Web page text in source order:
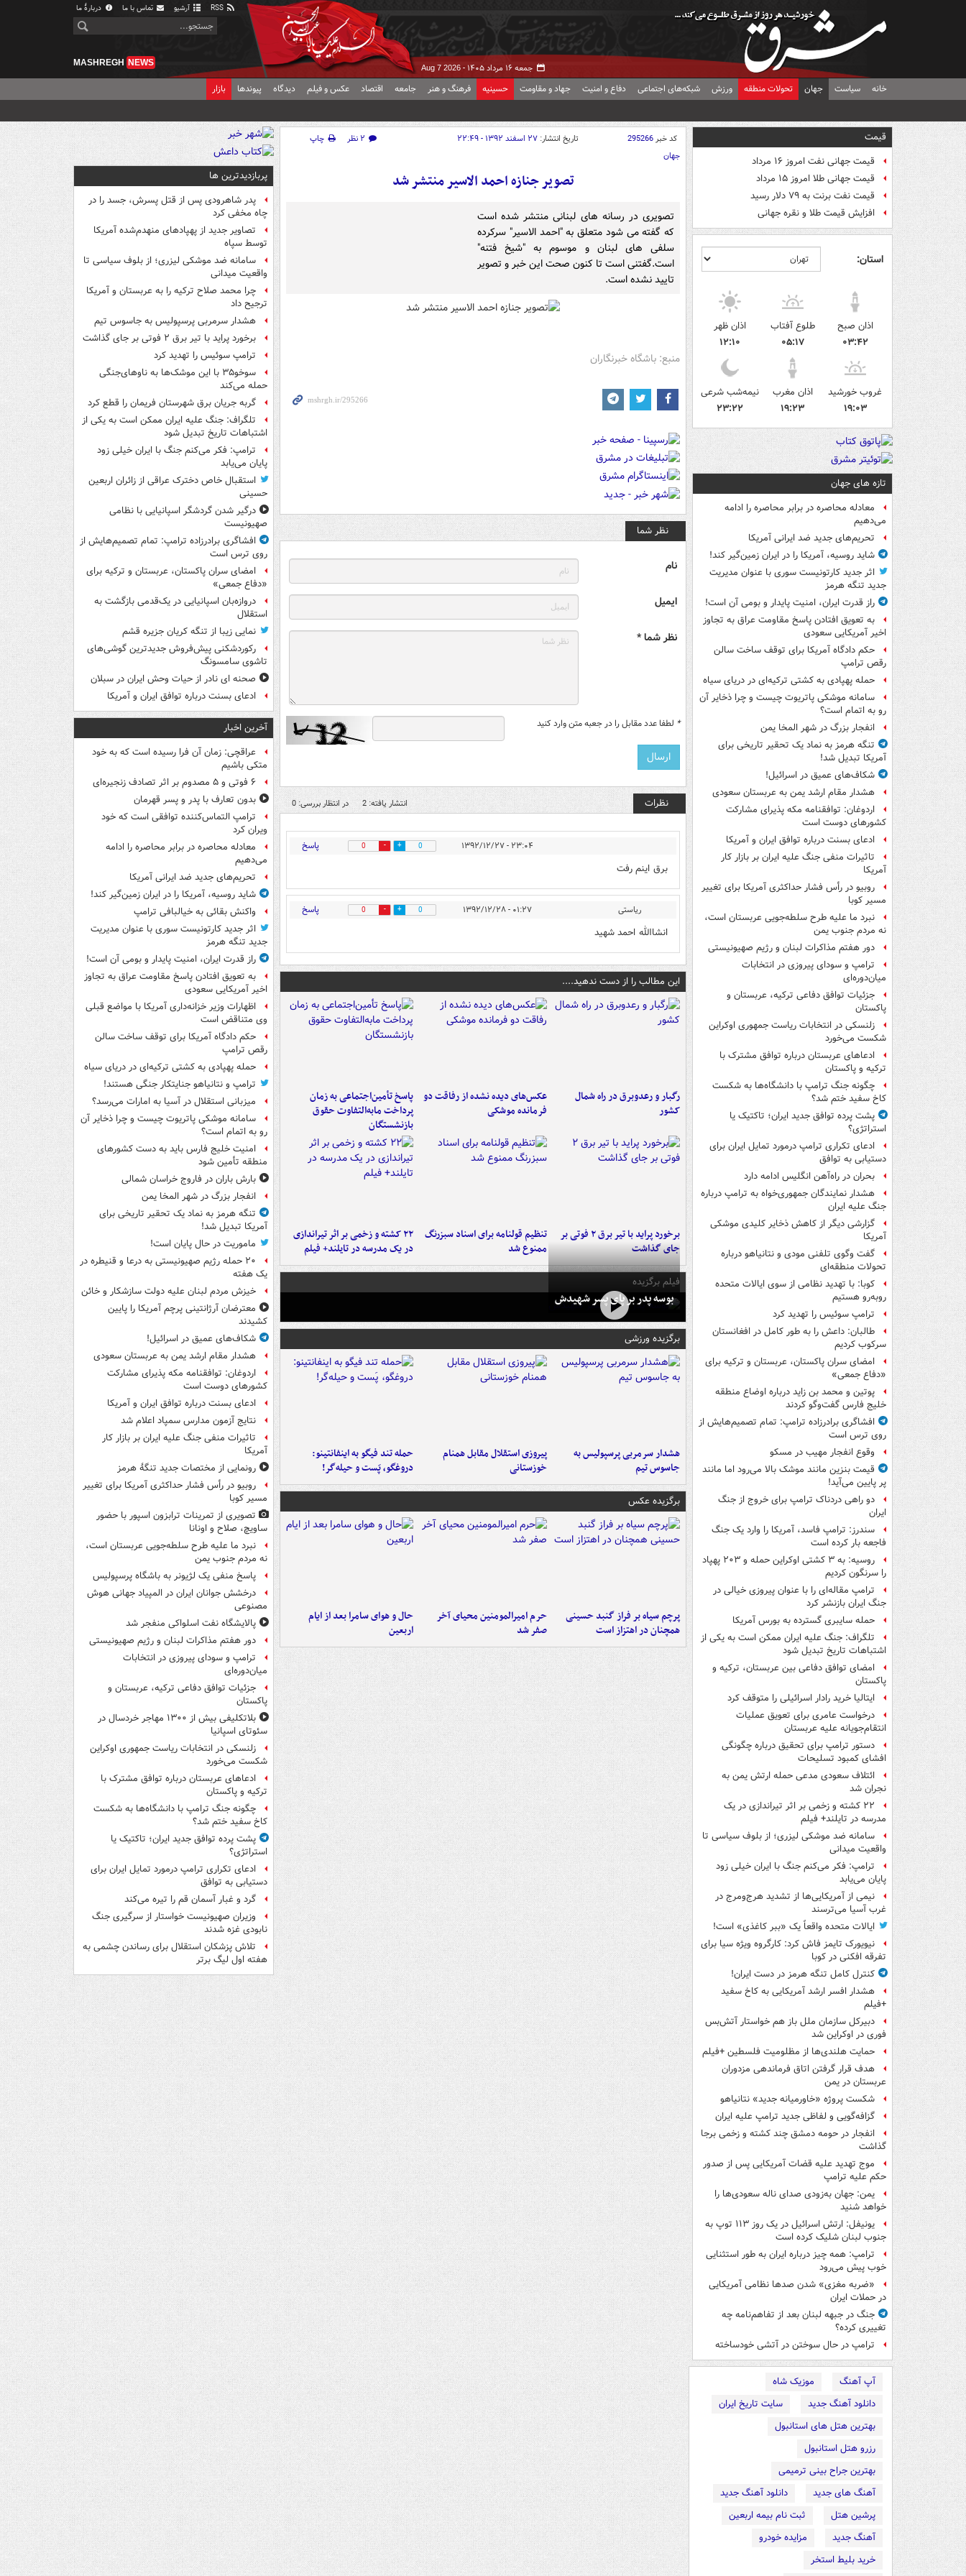
آرشیو تماس با ما دربارهٔ ما
جمعه ۱۶ مرداد ۱۴۰۵ - Aug 7 2026
MASHREGH NEWS
خانه سیاست جهان تحولات منطقه ورزش شبکه‌های اجتماعی دفاع و امنیت جهاد و مقاومت حسینیه فرهنگ و هنر جامعه اقتصاد عکس و فیلم دیدگاه پیوندها بازار
قیمت
قیمت جهانی نفت امروز ۱۶ مرداد
قیمت جهانی طلا امروز ۱۵ مرداد
قیمت نفت برنت به ۷۹ دلار رسید
افزایش قیمت طلا و نقره جهانی
استان:
اذان صبح
۰۳:۴۲
طلوع آفتاب
۰۵:۱۷
اذان ظهر
۱۲:۱۰
غروب خورشید
۱۹:۰۳
اذان مغرب
۱۹:۲۳
نیمه‌شب شرعی
۲۳:۲۲
تازه های جهان
معادله محاصره در برابر محاصره را ادامه
می‌دهیم
تحریم‌های جدید ضد ایرانی آمریکا
شاید روسیه، آمریکا را در ایران زمین‌گیر کند!
اثر جدید کارتونیست سوری با عنوان مدیریت
جدید تنگه هرمز
راز قدرت ایران، امنیت پایدار و بومی آن است!
به تعویق افتادن پاسخ مقاومت عراق به تجاوز
اخیر آمریکایی سعودی
حکم دادگاه آمریکا برای توقف ساخت سالن
رقص ترامپ
حمله پهپادی به کشتی ترکیه‌ای در دریای سیاه
سامانه موشکی پاتریوت چیست و چرا ذخایر آن
رو به اتمام است؟
انفجار بزرگ در شهر المخا یمن
تنگه هرمز به نماد یک تحقیر تاریخی برای
آمریکا تبدیل شد!
شکاف‌های عمیق در اسرائیل!
هشدار مقام ارشد یمن به عربستان سعودی
اردوغان: توافقنامه مکه پذیرای مشارکت
کشورهای دوست است
ادعای بسنت درباره توافق ایران و آمریکا
تاثیرات منفی جنگ علیه ایران بر بازار کار
آمریکا
روبیو در رأس فشار حداکثری آمریکا برای تغییر
مسیر کوبا
نبرد ما علیه طرح سلطه‌جویی عربستان است،
نه مردم جنوب یمن
دور هفتم مذاکرات لبنان و رژیم صهیونیستی
ترامپ و سودای پیروزی در انتخابات
میان‌دوره‌ای
جزئیات توافق دفاعی ترکیه، عربستان و
پاکستان
زلنسکی در انتخابات ریاست جمهوری اوکراین
شکست می‌خورد
ادعاهای عربستان درباره توافق مشترک با
ترکیه و پاکستان
چگونه جنگ ترامپ با دانشگاه‌ها به شکست
کاخ سفید ختم شد؟
پشت پرده توافق جدید ایران؛ تاکتیک یا
استراتژی؟
ادعای تکراری ترامپ درمورد تمایل ایران برای
دستیابی به توافق
بحران در راه‌آهن انگلیس ادامه دارد
هشدار نمایندگان جمهوری‌خواه به ترامپ درباره
جنگ علیه ایران
گزارشی دیگر از کاهش ذخایر کلیدی موشکی
آمریکا
گفت وگوی تلفنی مودی و نتانیاهو درباره
تحولات منطقه‌ای
کوبا: با تهدید نظامی از سوی ایالات متحده
روبه‌رو هستیم
ترامپ سوئیس را تهدید کرد
طالبان: داعش را به طور کامل در افغانستان
سرکوب کردیم
امضای سران پاکستان، عربستان و ترکیه برای
«دفاع جمعی»
پوتین و محمد بن زاید درباره اوضاع منطقه
خلیج فارس گفت‌وگو کردند
افشاگری برادرزاده ترامپ: تمام تصمیم‌هایش از
روی ترس است
وقوع انفجار مهیب در مسکو
قیمت بنزین مانند موشک بالا می‌رود اما مانند
پر پایین می‌آید!
دو راهی دردناک ترامپ برای خروج از جنگ
ایران
سندرز: ترامپ فاسد، آمریکا را وارد یک جنگ
فاجعه بار کرده است
روسیه: به ۳ کشتی اوکراین حمله و ۲۰۳ پهپاد
را سرنگون کردیم
ترامپ مقاله‌ای را با عنوان پیروزی خیالی در
جنگ ایران بازنشر کرد
حمله سایبری گسترده به بورس آمریکا
تلگراف: جنگ علیه ایران ممکن است به یکی از
اشتباهات تاریخ تبدیل شود
امضای توافق دفاعی بین عربستان، ترکیه و
پاکستان
ایتالیا خرید رادار اسرائیلی را متوقف کرد
درخواست عامری برای تعویق عملیات
انتقام‌جویانه علیه عربستان
دستور ترامپ برای تحقیق درباره چگونگی
افشای کمبود تسلیحات
ائتلاف سعودی مدعی حمله ارتش یمن به
نجران شد
۲۲ کشته و زخمی بر اثر تیراندازی در یک
مدرسه در تایلند+ فیلم
سامانه ضد موشکی لیزری؛ از بلوف سیاسی تا
واقعیت میدانی
ترامپ: فکر می‌کنم جنگ با ایران خیلی زود
پایان می‌یابد
نیمی از آمریکایی‌ها از تشدید هرج‌ومرج در
غرب آسیا می‌ترسند
ایالات متحده واقعاً یک «ببر کاغذی» است!
نیویورک تایمز فاش کرد: کارگروه ویژه سیا برای
تفرقه افکنی در کوبا
کنترل کامل تنگه هرمز در دست ایران!
هشدار افسر ارشد آمریکایی به کاخ سفید
+فیلم
دبیرکل سازمان ملل باز هم خواستار آتش‌بس
فوری در اوکراین شد
حمایت هلندی‌ها از مظلومیت فلسطین +فیلم
هدف قرار گرفتن اتاق‌ فرماندهی مزدوران
عربستان در یمن
شکست پروژه «خاورمیانه جدید» نتانیاهو
گزافه‌گویی و لفاظی جدید ترامپ علیه ایران
انفجار در حومه دمشق چند کشته و زخمی برجا
گذاشت
موج تهدید علیه قضات آمریکایی پس از صدور
حکم علیه ترامپ
یمن: جهان به‌زودی صدای ناله سعودی‌ها را
خواهد شنید
یونیفل: ارتش اسرائیل در یک روز ۱۱۳ توپ به
جنوب لبنان شلیک کرده است
ترامپ: همه چیز درباره ایران به طور استثنایی
خوب پیش می‌رود
«ضربه مغزی» شدن صدها نظامی آمریکایی
در حملات ایران
جنگ در جبهه لبنان بعد از تفاهم‌نامه چه
تغییری کرده؟
ترامپ در حال سوختن در آتشی خودساخته
آپ آهنگ
موزیک شاه
دانلود آهنگ جدید
سایت تاریخ ایران
بهترین هتل های استانبول
رزرو هتل استانبول
بهترین جراح بینی ترمیمی
آهنگ های جدید
دانلود آهنگ جدید
پرشین هتل
ثبت نام بیمه اربعین
آهنگ جدید
مزایده خودرو
خرید بلیط استخر
کد خبر295266 تاریخ انتشار: ۲۷ اسفند ۱۳۹۲ - ۲۲:۴۹ ۲ نظر
چاپ
جهان
تصویر جنازه احمد الاسیر منتشر شد
تصویری در رسانه های لبنانی منتشر شده است
که گفته می شود متعلق به "احمد الاسیر" سرکرده
سلفی های لبنان و موسوم به "شیخ فتنه"
است.گفتنی است تا کنون صحت این خبر و تصویر
تایید نشده است.
منبع: باشگاه خبرنگاران
نظر شما
نام
ایمیل
نظر شما *
* لطفا عدد مقابل را در جعبه متن وارد کنید
نظرات انتشار یافته: 2 در انتظار بررسی: 0
۲۳:۰۴ - ۱۳۹۲/۱۲/۲۷ 0
0 پاسخ
برق اينم رفت
ریاستی ۰۱:۲۷ - ۱۳۹۲/۱۲/۲۸ 0
0 پاسخ
انشاالله احمد شهید
این مطالب را از دست ندهید....
رگبار و رعدوبرق در راه شمال
کشور
عکس‌های دیده نشده از رفاقت دو
فرمانده‌ موشکی
پاسخ تأمین‌اجتماعی به زمان
پرداخت مابه‌التفاوت حقوق
بازنشستگان
برخورد پراید با تیر برق ۲ فوتی بر
جای گذاشت
تنظیم قولنامه برای اسناد سبزرنگ
ممنوع شد
۲۲ کشته و زخمی بر اثر تیراندازی
در یک مدرسه در تایلند+ فیلم
فیلم برگزیده
بوسه‌ پدر بر پای پسر شهیدش
برگزیده ورزشی
هشدار سرمربی پرسپولیس به
جاسوس تیم
پیروزی استقلال مقابل همنام
خوزستانی
حمله تند فیگو به اینفانتینو:
دروغگو، پَست‌ و حیله‌گر!
برگزیده عکس
پرچم سیاه بر فراز گنبد حسینی
همچنان در اهتزاز است
حرم امیرالمومنین محیای آخر
صفر شد
حال و هوای سامرا بعد از ایام
اربعین
پربازدیدترین ها
پدر شاهرودی پس از قتل پسرش، جسد را در
چاه مخفی کرد
تصاویر جدید از پهپادهای منهدم‌شده آمریکا
توسط سپاه
سامانه ضد موشکی لیزری؛ از بلوف سیاسی تا
واقعیت میدانی
چرا محمد صلاح ترکیه را به عربستان و آمریکا
ترجیح داد
هشدار سرمربی پرسپولیس به جاسوس تیم
برخورد پراید با تیر برق ۲ فوتی بر جای گذاشت
ترامپ سوئیس را تهدید کرد
سوخو۳۵ با این موشک‌ها به ناوهای‌جنگی
حمله می‌کند
گربه جریان برق شهرستان فریمان را قطع کرد
تلگراف: جنگ علیه ایران ممکن است به یکی از
اشتباهات تاریخ تبدیل شود
ترامپ: فکر می‌کنم جنگ با ایران خیلی زود
پایان می‌یابد
استقبال خاص دخترک عراقی از زائران اربعین
حسینی
درگیر شدن گردشگر اسپانیایی با نظامی
صهیونیست
افشاگری برادرزاده ترامپ: تمام تصمیم‌هایش از
روی ترس است
امضای سران پاکستان، عربستان و ترکیه برای
«دفاع جمعی»
دروازه‌بان اسپانیایی در یک‌قدمی بازگشت به
استقلال
نمایی زیبا از تنگه کریان جزیره قشم
رکوردشکنی پیش‌فروش جدیدترین گوشی‌های
تاشوی سامسونگ
صحنه ای نادر از حیات وحش ایران در سبلان
ادعای بسنت درباره توافق ایران و آمریکا
آخرین اخبار
عراقچی: زمان آن فرا رسیده است که به خود
متکی باشیم
۶ فوتی و ۵ مصدوم بر اثر تصادف زنجیره‌ای
بدون تعارف با پدر و پسر قهرمان
ترامپ التماس‌کننده توافقی است که خود
ویران کرد
معادله محاصره در برابر محاصره را ادامه
می‌دهیم
تحریم‌های جدید ضد ایرانی آمریکا
شاید روسیه، آمریکا را در ایران زمین‌گیر کند!
واکنش بقائی به خیالبافی ترامپ
اثر جدید کارتونیست سوری با عنوان مدیریت
جدید تنگه هرمز
راز قدرت ایران، امنیت پایدار و بومی آن است!
به تعویق افتادن پاسخ مقاومت عراق به تجاوز
اخیر آمریکایی سعودی
اظهارات وزیر خزانه‌داری آمریکا با مواضع قبلی
وی متناقض است
حکم دادگاه آمریکا برای توقف ساخت سالن
رقص ترامپ
حمله پهپادی به کشتی ترکیه‌ای در دریای سیاه
ترامپ و نتانیاهو جنایتکار جنگی هستند!
میزبانی استقلال در آسیا به امارات می‌رسد؟
سامانه موشکی پاتریوت چیست و چرا ذخایر آن
رو به اتمام است؟
امنیت خلیج فارس باید به دست کشورهای
منطقه تأمین شود
بارش باران در فاروج خراسان شمالی
انفجار بزرگ در شهر المخا یمن
تنگه هرمز به نماد یک تحقیر تاریخی برای
آمریکا تبدیل شد!
ماموریت در حال پایان است!
۲۰ حمله رژیم صهیونیستی به درعا و قنیطره در
یک هفته
خیزش مردم لبنان علیه دولت سازشکار و خائن
معترضان آرژانتینی پرچم آمریکا را پایین
کشیدند
شکاف‌های عمیق در اسرائیل!
هشدار مقام ارشد یمن به عربستان سعودی
اردوغان: توافقنامه مکه پذیرای مشارکت
کشورهای دوست است
ادعای بسنت درباره توافق ایران و آمریکا
نتایج آزمون مدارس سمپاد اعلام شد
تاثیرات منفی جنگ علیه ایران بر بازار کار
آمریکا
رونمایی از مختصات جدید تنگۀ هرمز
روبیو در رأس فشار حداکثری آمریکا برای تغییر
مسیر کوبا
تصویری از تمرینات ترابزون اسپور با حضور
ساویچ، صلاح و اونانا
نبرد ما علیه طرح سلطه‌جویی عربستان است،
نه مردم جنوب یمن
پاسخ منفی یک لژیونر به باشگاه پرسپولیس
درخشش جوانان ایران در المپیاد جهانی هوش
مصنوعی
پالایشگاه نفت اسلواکی منفجر شد
دور هفتم مذاکرات لبنان و رژیم صهیونیستی
ترامپ و سودای پیروزی در انتخابات
میان‌دوره‌ای
جزئیات توافق دفاعی ترکیه، عربستان و
پاکستان
بلاتکلیفی بیش از ۱۳۰۰ مهاجر خردسال در
سئوتای اسپانیا
زلنسکی در انتخابات ریاست جمهوری اوکراین
شکست می‌خورد
ادعاهای عربستان درباره توافق مشترک با
ترکیه و پاکستان
چگونه جنگ ترامپ با دانشگاه‌ها به شکست
کاخ سفید ختم شد؟
پشت پرده توافق جدید ایران؛ تاکتیک یا
استراتژی؟
ادعای تکراری ترامپ درمورد تمایل ایران برای
دستیابی به توافق
گرد و غبار آسمان قم را تیره می‌کند
وزیران صهیونیست خواستار از سرگیری جنگ
نابودی غزه شدند
تلاش پزشکان استقلال برای رساندن چشمی به
هفته اول لیگ برتر